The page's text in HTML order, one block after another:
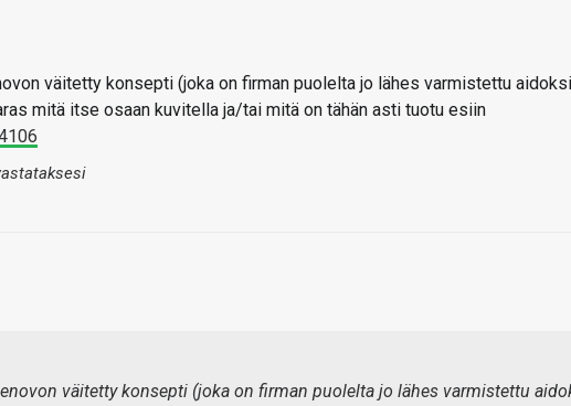
väitetty konsepti (joka on firman puolelta jo lähes varmistettu
mitä itse osaan kuvitella ja/tai mitä on tähän asti tuotu esiin
väitetty konsepti (joka on firman puolelta jo lähes varmistettu